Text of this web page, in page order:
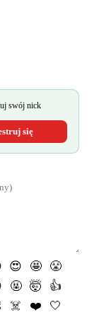
swój nick
się
😍 🤩
😤
🤬 🤯
👍
☠️ ❤️ 🤍